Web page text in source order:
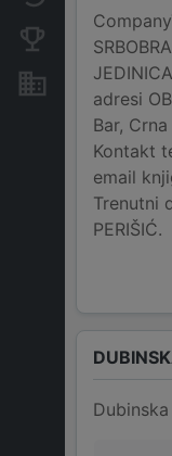
Konkurentne
Nekretnine i
adresi
Bar,
Kontakt
email
Trenutni
PERIŠIĆ.